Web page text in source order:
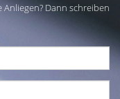
Dann schreiben